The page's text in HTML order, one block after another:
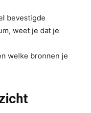
bevestigde
weet je dat je
welke bronnen je